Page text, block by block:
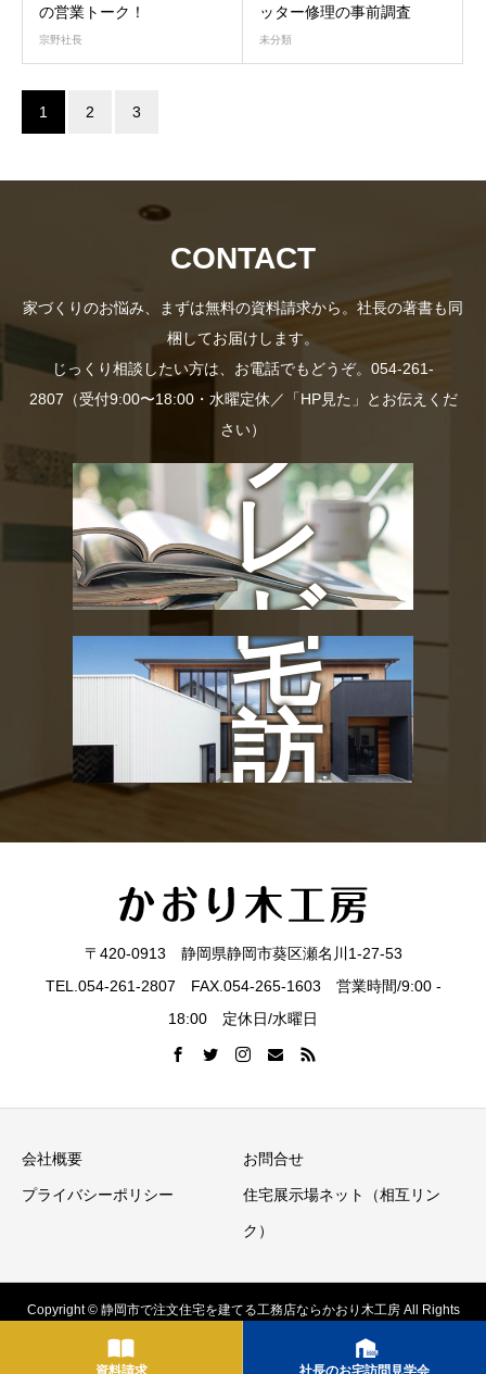
の営業トーク！
宗野社長
ッター修理の事前調査
未分類
1 2 3
CONTACT
家づくりのお悩み、まずは無料の資料請求から。社長の著書も同
梱してお届けします。
じっくり相談したい方は、お電話でもどうぞ。054-261-
2807（受付9:00〜18:00・水曜定休／「HP見た」とお伝えくだ
さい）
資
料
プ
レ
ゼ
ン
ト
社
長
の
お
宅
訪
問
見
学
会
〒420-0913 静岡県静岡市葵区瀬名川1-27-53
TEL.054-261-2807 FAX.054-265-1603 営業時間/9:00 -
18:00 定休日/水曜日
会社概要 お問合せ
プライバシーポリシー 住宅展示場ネット（相互リン
ク）
Copyright © 静岡市で注文住宅を建てる工務店ならかおり木工房 All Rights
資料請求 社長のお宅訪問見学会